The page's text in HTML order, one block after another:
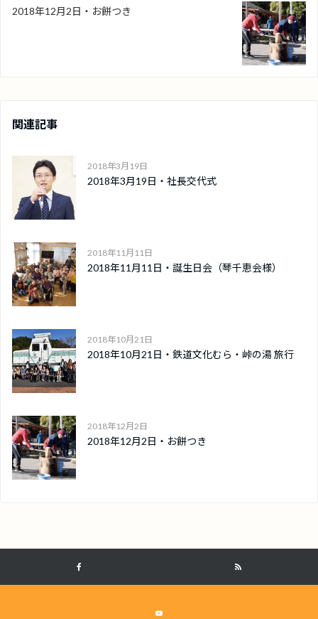
2018年12月2日・お餅つき
関連記事
2018年3月19日
2018年3月19日・社長交代式
2018年11月11日
2018年11月11日・誕生日会（琴千恵会様）
2018年10月21日
2018年10月21日・鉄道文化むら・峠の湯 旅行
2018年12月2日
2018年12月2日・お餅つき